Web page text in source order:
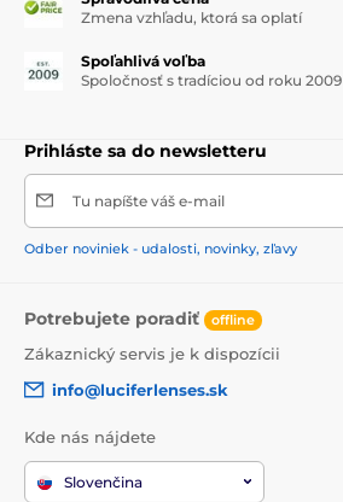
Zmena vzhľadu, ktorá sa oplatí
Spoľahlivá voľba
Spoločnosť s tradíciou od roku 2009
Prihláste sa do newsletteru
Tu napíšte váš e-mail
Odber noviniek - udalosti, novinky, zľavy
Potrebujete poradiť offline
Zákaznický servis je k dispozícii
info@luciferlenses.sk
Kde nás nájdete
Slovenčina